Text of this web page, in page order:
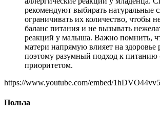
рекомендуют выбирать натуральные
ограничивать их количество, чтобы
баланс питания и не вызывать
реакций у малыша. Важно помнить,
матери напрямую влияет на здоровье
поэтому разумный подход к питанию
приоритетом.
https://www.youtube.com/embed/
Польза